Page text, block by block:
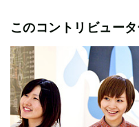
このコントリビュー